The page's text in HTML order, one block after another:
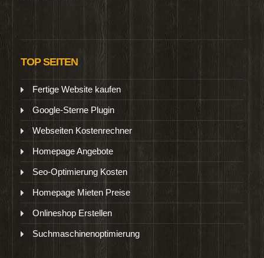
TOP SEITEN
Fertige Website kaufen
Google-Sterne Plugin
Webseiten Kostenrechner
Homepage Angebote
Seo-Optimierung Kosten
Homepage Mieten Preise
Onlineshop Erstellen
Suchmaschinenoptimierung